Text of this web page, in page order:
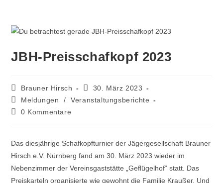
JBH-Preisschafkopf 2023
Brauner Hirsch
30. März 2023
Meldungen
/
Veranstaltungsberichte
0 Kommentare
Das diesjährige Schafkopfturnier der Jägergesellschaft Brauner
Hirsch e.V. Nürnberg fand am 30. März 2023 wieder im
Nebenzimmer der Vereinsgaststätte „Geflügelhof“ statt. Das
Preiskarteln organisierte wie gewohnt die Familie Kraußer. Und